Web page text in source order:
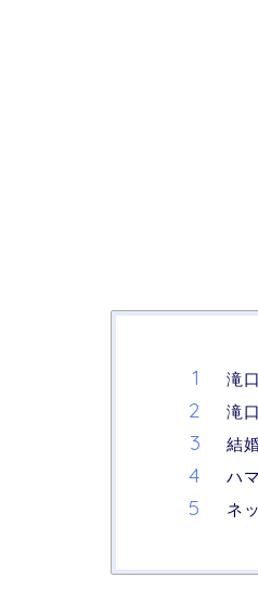
滝
滝
結
ハ
ネ